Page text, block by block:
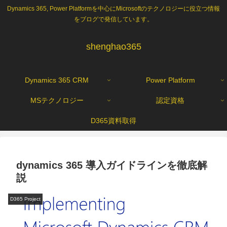
Dynamics 365, Power Platformを中心にMicrosoftのテクノロジーに役立つ情報
をブログで発信しています。
shenghao365
Dynamics 365 CRM Power Platform
MSテクノロジー 認定資格
D365資料取得
dynamics 365 導入ガイドラインを徹底解
説
D365 Project